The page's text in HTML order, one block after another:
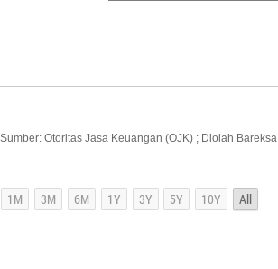
Sumber: Otoritas Jasa Keuangan (OJK) ; Diolah Bareksa